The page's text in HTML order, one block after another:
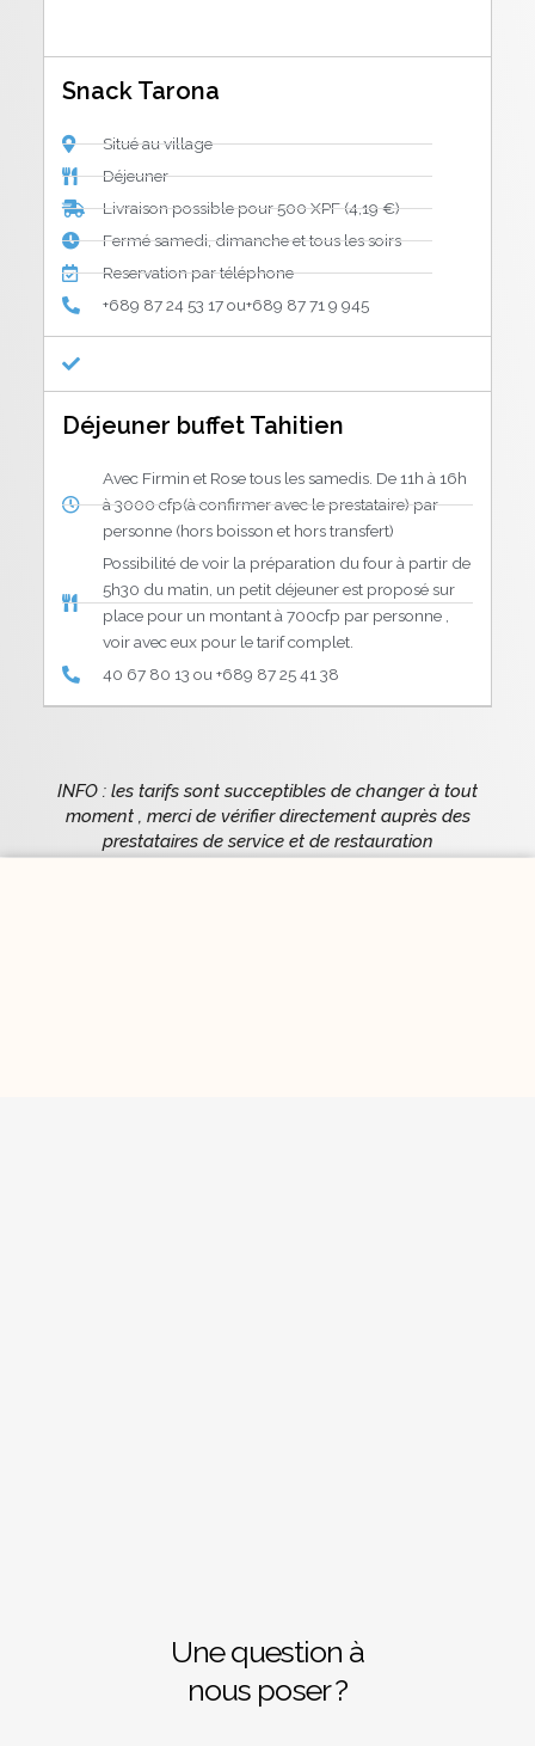
Snack Tarona
Situé au village
Déjeuner
Livraison possible pour 500 XPF (4,19 €)
Fermé samedi, dimanche et tous les soirs
Reservation par téléphone
+689 87 24 53 17 ou+689 87 71 9 945
Déjeuner buffet Tahitien
Avec Firmin et Rose tous les samedis. De 11h à 16h
à 3000 cfp(à confirmer avec le prestataire) par
personne (hors boisson et hors transfert)
Possibilité de voir la préparation du four à partir de
5h30 du matin, un petit déjeuner est proposé sur
place pour un montant à 700cfp par personne ,
voir avec eux pour le tarif complet.
40 67 80 13 ou +689 87 25 41 38
INFO : les tarifs sont succeptibles de changer à tout
moment , merci de vérifier directement auprès des
prestataires de service et de restauration
Une question à
nous poser ?